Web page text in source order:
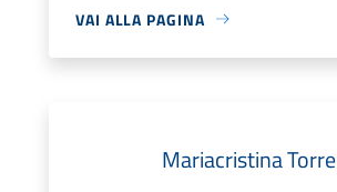
VAI ALLA PAGINA
Mariacristina Torre